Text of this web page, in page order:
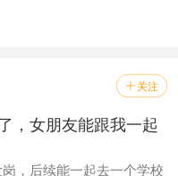
 关注
，女朋友能跟我一起
，后续能一起去一个学校